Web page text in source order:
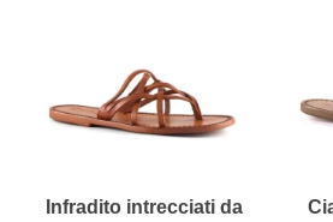
Infradito intrecciati da